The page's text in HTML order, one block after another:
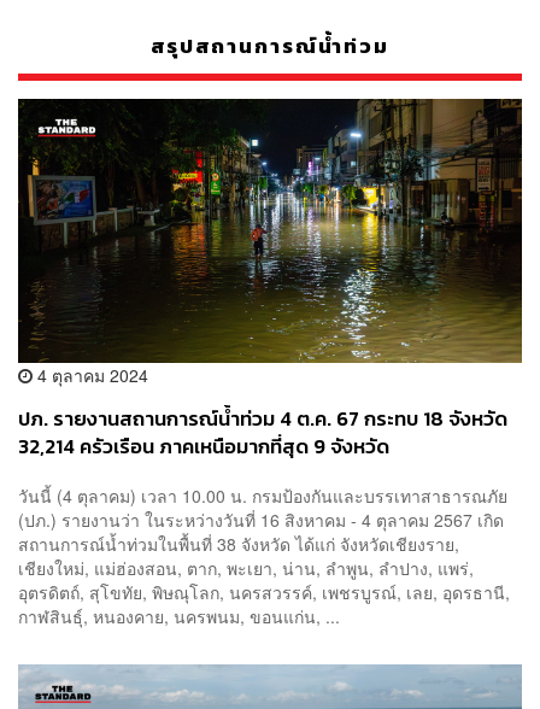
สรุปสถานการณ์น้ำท่วม
4 ตุลาคม 2024
ปภ. รายงานสถานการณ์น้ำท่วม 4 ต.ค. 67 กระทบ 18 จังหวัด
32,214 ครัวเรือน ภาคเหนือมากที่สุด 9 จังหวัด
วันนี้ (4 ตุลาคม) เวลา 10.00 น. กรมป้องกันและบรรเทาสาธารณภัย
(ปภ.) รายงานว่า ในระหว่างวันที่ 16 สิงหาคม - 4 ตุลาคม 2567 เกิด
สถานการณ์น้ำท่วมในพื้นที่ 38 จังหวัด ได้แก่ จังหวัดเชียงราย,
เชียงใหม่, แม่ฮ่องสอน, ตาก, พะเยา, น่าน, ลำพูน, ลำปาง, แพร่,
อุตรดิตถ์, สุโขทัย, พิษณุโลก, นครสวรรค์, เพชรบูรณ์, เลย, อุดรธานี,
กาฬสินธุ์, หนองคาย, นครพนม, ขอนแก่น, ...